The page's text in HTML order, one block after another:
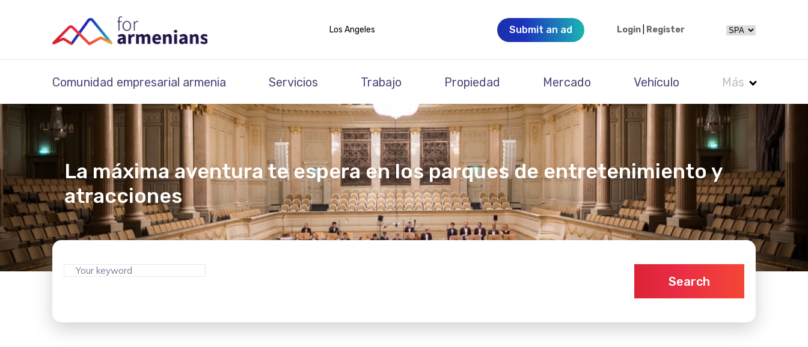
Los Angeles Submit an ad Login Register
Comunidad empresarial armenia Servicios Trabajo Propiedad Mercado Vehículo Más
La máxima aventura te espera en los parques de entretenimiento y
atracciones
Search